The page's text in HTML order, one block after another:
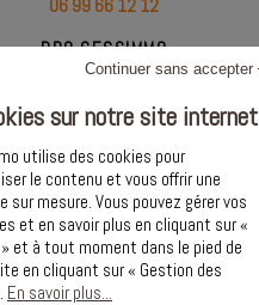
06 99 66 12 12
PRO.CESSIMMO
100, Route de Nîmes L’atrium
06 99 66 12 12
sur notre site internet
utilise des cookies pour
le contenu et vous offrir une
sur mesure. Vous pouvez gérer vos
et en savoir plus en cliquant sur «
et à tout moment dans le pied de
en cliquant sur « Gestion des
En savoir plus...
Continuer sans accepter